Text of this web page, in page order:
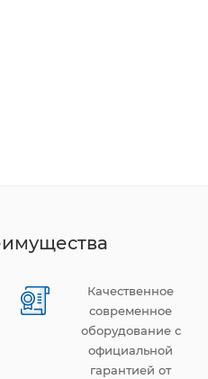
Качественное
современное
оборудование с
официальной
гарантией от